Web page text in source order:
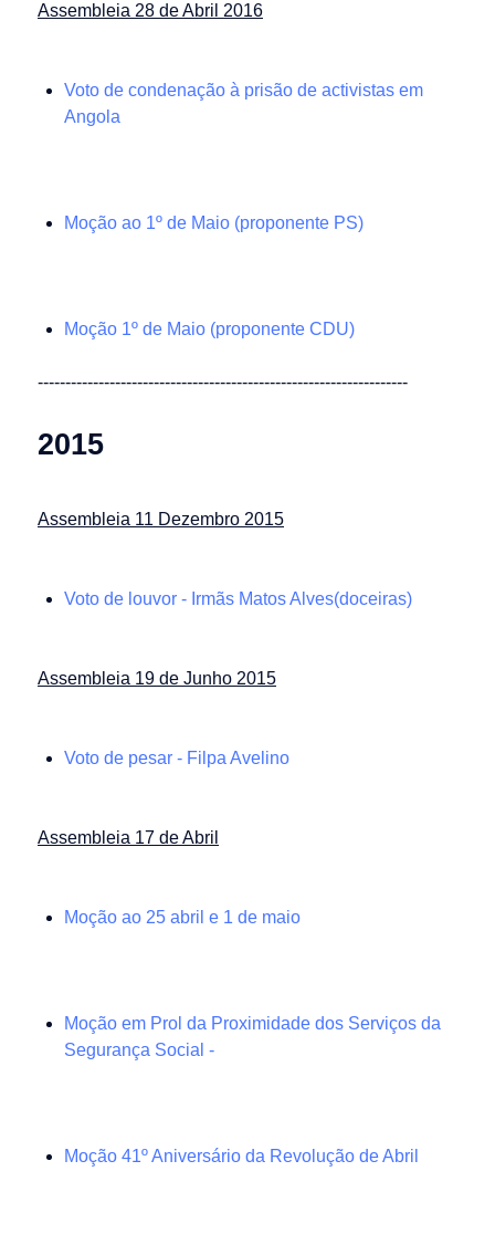
Assembleia 28 de Abril 2016
Voto de condenação à prisão de activistas em
Angola
Moção ao 1º de Maio (proponente PS)
Moção 1º de Maio (proponente CDU)
-------------------------------------------------------------------
2015
Assembleia 11 Dezembro 2015
Voto de louvor - Irmãs Matos Alves(doceiras)
Assembleia 19 de Junho 2015
Voto de pesar - Filpa Avelino
Assembleia 17 de Abril
Moção ao 25 abril e 1 de maio
Moção em Prol da Proximidade dos Serviços da
Segurança Social -
Moção 41º Aniversário da Revolução de Abril